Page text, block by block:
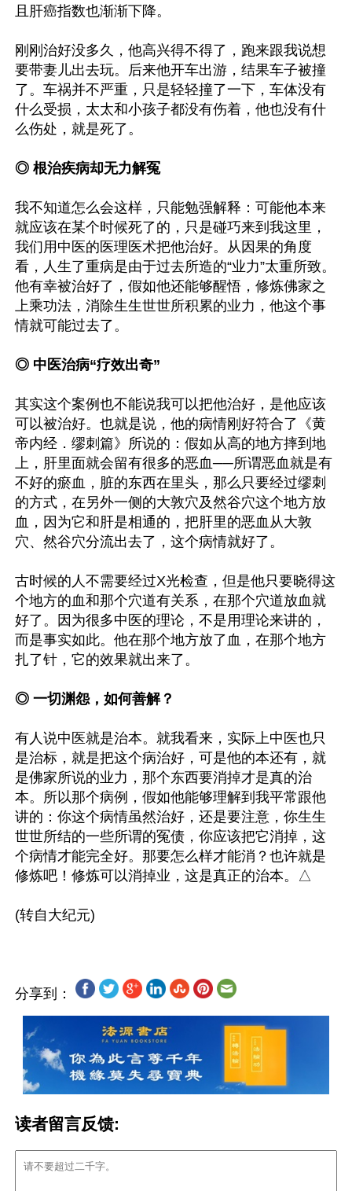
且肝癌指数也渐渐下降。
刚刚治好没多久，他高兴得不得了，跑来跟我说想
要带妻儿出去玩。后来他开车出游，结果车子被撞
了。车祸并不严重，只是轻轻撞了一下，车体没有
什么受损，太太和小孩子都没有伤着，他也没有什
么伤处，就是死了。
◎ 根治疾病却无力解冤
我不知道怎么会这样，只能勉强解释：可能他本来
就应该在某个时候死了的，只是碰巧来到我这里，
我们用中医的医理医术把他治好。从因果的角度
看，人生了重病是由于过去所造的“业力”太重所致。
他有幸被治好了，假如他还能够醒悟，修炼佛家之
上乘功法，消除生生世世所积累的业力，他这个事
情就可能过去了。
◎ 中医治病“疗效出奇”
其实这个案例也不能说我可以把他治好，是他应该
可以被治好。也就是说，他的病情刚好符合了《黄
帝内经．缪刺篇》所说的：假如从高的地方摔到地
上，肝里面就会留有很多的恶血──所谓恶血就是有
不好的瘀血，脏的东西在里头，那么只要经过缪刺
的方式，在另外一侧的大敦穴及然谷穴这个地方放
血，因为它和肝是相通的，把肝里的恶血从大敦
穴、然谷穴分流出去了，这个病情就好了。
古时候的人不需要经过X光检查，但是他只要晓得这
个地方的血和那个穴道有关系，在那个穴道放血就
好了。因为很多中医的理论，不是用理论来讲的，
而是事实如此。他在那个地方放了血，在那个地方
扎了针，它的效果就出来了。
◎ 一切渊怨，如何善解？
有人说中医就是治本。就我看来，实际上中医也只
是治标，就是把这个病治好，可是他的本还有，就
是佛家所说的业力，那个东西要消掉才是真的治
本。所以那个病例，假如他能够理解到我平常跟他
讲的：你这个病情虽然治好，还是要注意，你生生
世世所结的一些所谓的冤债，你应该把它消掉，这
个病情才能完全好。那要怎么样才能消？也许就是
修炼吧！修炼可以消掉业，这是真正的治本。△
分享到：
读者留言反馈: